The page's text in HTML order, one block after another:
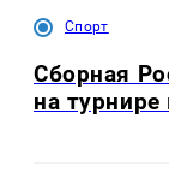
Спорт
Сборная
на турнире